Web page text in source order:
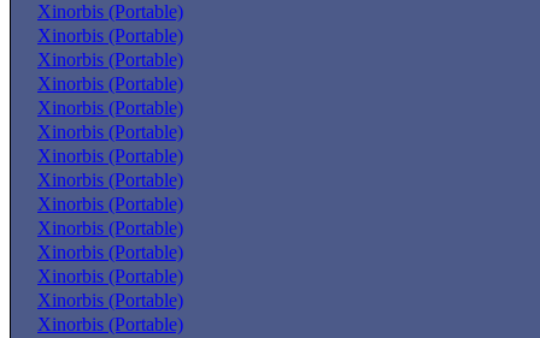
Xinorbis (Portable)
Xinorbis (Portable)
Xinorbis (Portable)
Xinorbis (Portable)
Xinorbis (Portable)
Xinorbis (Portable)
Xinorbis (Portable)
Xinorbis (Portable)
Xinorbis (Portable)
Xinorbis (Portable)
Xinorbis (Portable)
Xinorbis (Portable)
Xinorbis (Portable)
Xinorbis (Portable)